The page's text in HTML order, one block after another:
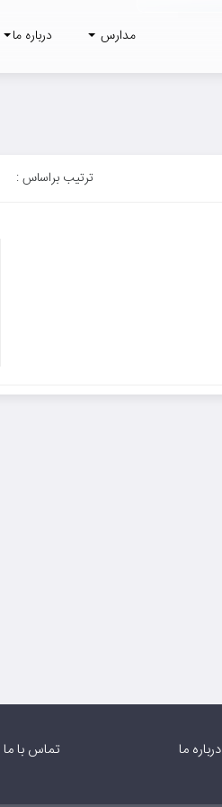
مدارس درباره ما
ترتیب براساس :
درباره ما تماس با ما